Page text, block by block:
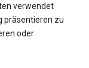
verwendet
präsentieren zu
oder